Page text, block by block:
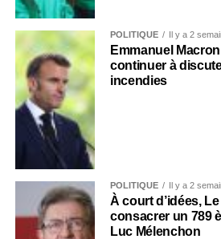
POLITIQUE Il y a 2
Emmanuel
continuer à
incendies
POLITIQUE Il y a 2
À court d’idées,
consacrer un 789
Luc Mélenchon